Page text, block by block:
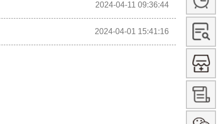
2024-04-11 09:36:44
2024-04-01 15:41:16